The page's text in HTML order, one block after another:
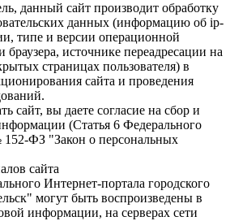
данный сайт производит обработку
данных (информацию об ip-
типе и версии операционной
источнике переадресации на
страницах пользователя) в
сайта и проведения
сайт, вы даете согласие на сбор и
(Статья 6 Федерального
152-ФЗ "Закон о персональных
сайта
Интернет-портала городского
могут быть воспроизведены в
информации, на серверах сети